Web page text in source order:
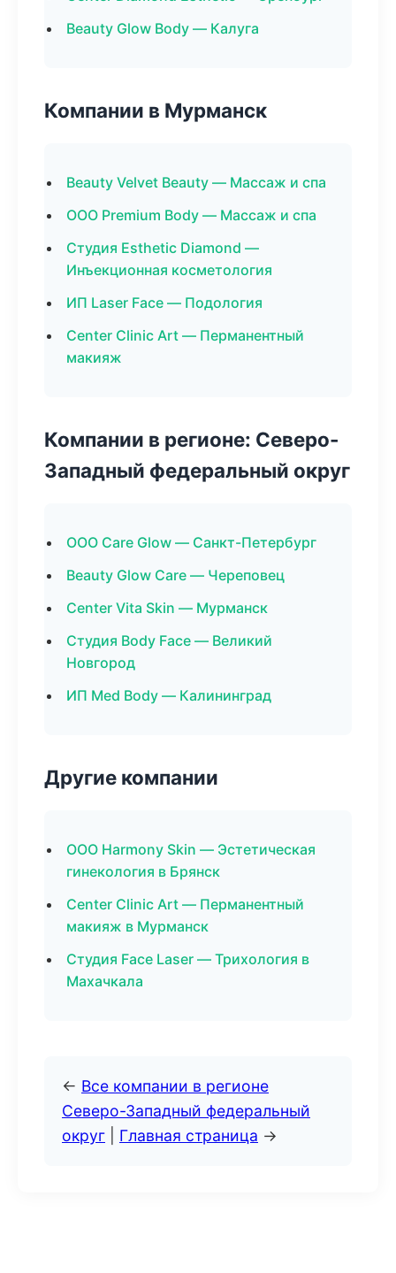
Beauty Glow Body — Калуга
Компании в Мурманск
Beauty Velvet Beauty — Массаж и спа
ООО Premium Body — Массаж и спа
Студия Esthetic Diamond —
Инъекционная косметология
ИП Laser Face — Подология
Center Clinic Art — Перманентный
макияж
Компании в регионе: Северо-
Западный федеральный округ
ООО Care Glow — Санкт-Петербург
Beauty Glow Care — Череповец
Center Vita Skin — Мурманск
Студия Body Face — Великий
Новгород
ИП Med Body — Калининград
Другие компании
ООО Harmony Skin — Эстетическая
гинекология в Брянск
Center Clinic Art — Перманентный
макияж в Мурманск
Студия Face Laser — Трихология в
Махачкала
← Все компании в регионе
Северо-Западный федеральный
округ
Главная страница →